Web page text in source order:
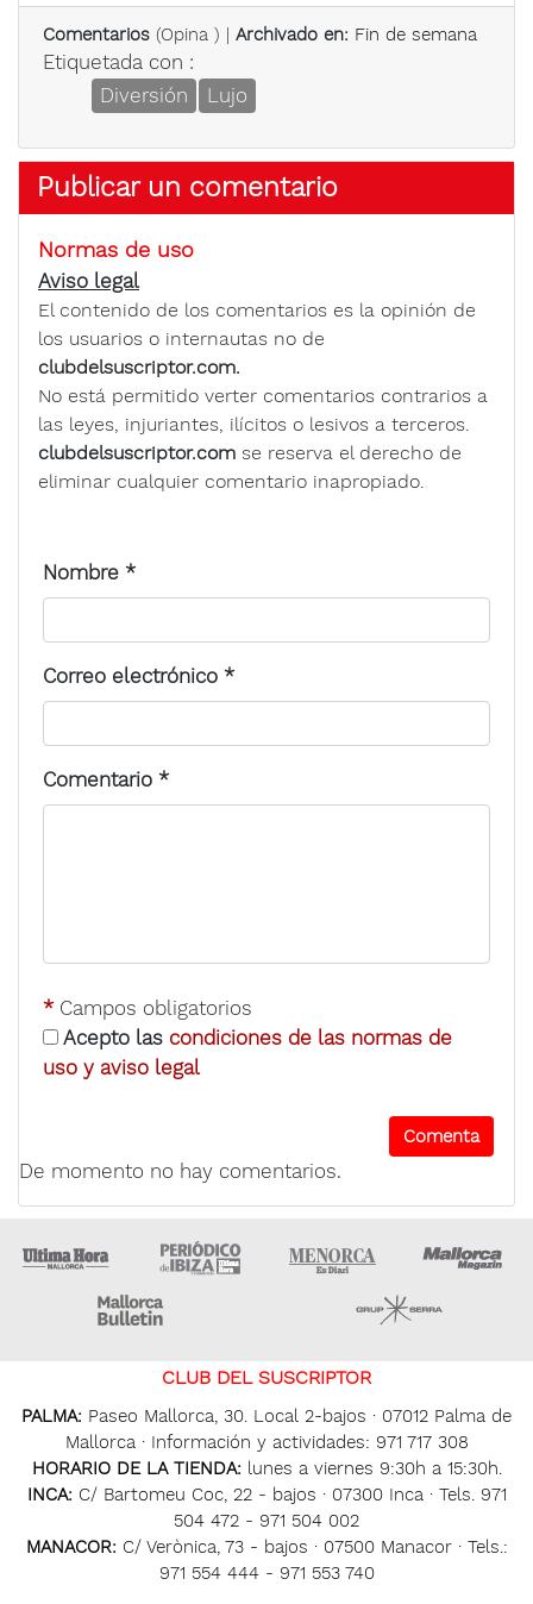
Comentarios (Opina ) | Archivado en: Fin de semana
Etiquetada con :
Diversión
Lujo
Publicar un comentario
Normas de uso
Aviso legal
El contenido de los comentarios es la opinión de
los usuarios o internautas no de
clubdelsuscriptor.com.
No está permitido verter comentarios contrarios a
las leyes, injuriantes, ilícitos o lesivos a terceros.
clubdelsuscriptor.com se reserva el derecho de
eliminar cualquier comentario inapropiado.
Nombre *
Correo electrónico *
Comentario *
* Campos obligatorios
Acepto las condiciones de las normas de
uso y aviso legal
De momento no hay comentarios.
Ultima Hora Ultima hora Ibiza Menorca • Es Diari
CLUB DEL SUSCRIPTOR
PALMA: Paseo Mallorca, 30. Local 2-bajos · 07012 Palma de
Mallorca · Información y actividades: 971 717 308
HORARIO DE LA TIENDA: lunes a viernes 9:30h a 15:30h.
INCA: C/ Bartomeu Coc, 22 - bajos · 07300 Inca · Tels. 971
504 472 - 971 504 002
MANACOR: C/ Verònica, 73 - bajos · 07500 Manacor · Tels.:
971 554 444 - 971 553 740